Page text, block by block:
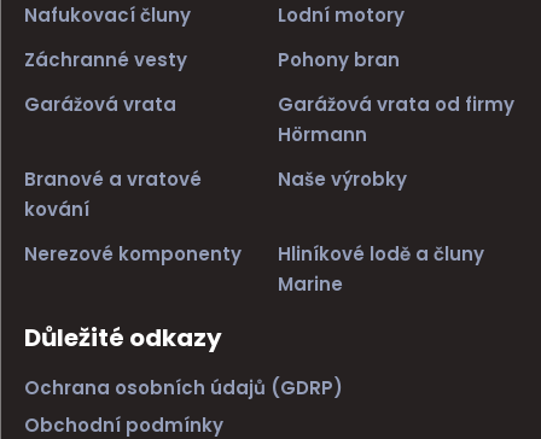
Nafukovací čluny
Lodní motory
Záchranné vesty
Pohony bran
Garážová vrata
Garážová vrata od firmy
Hörmann
Branové a vratové
kování
Naše výrobky
Nerezové komponenty
Hliníkové lodě a čluny
Marine
Důležité odkazy
Ochrana osobních údajů (GDRP)
Obchodní podmínky